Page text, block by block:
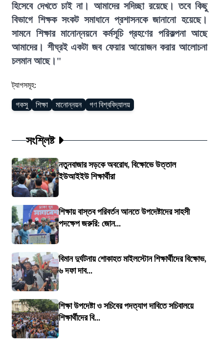
হিসেবে দেখতে চাই না। আমাদের সদিচ্ছা রয়েছে। তবে কিছু
বিভাগে শিক্ষক সংকট সমাধানে প্রশাসনকে জানানো হয়েছে।
সামনে শিক্ষার মানোন্নয়নে কর্মসূচি গ্রহণের পরিকল্পনা আছে
আমাদের। শীঘ্রই একটা জব ফেয়ার আয়োজন করার আলোচনা
চলমান আছে।"
ট্যাগসমূহ:
গকসু শিক্ষা মানোন্নয়ন গণ বিশ্ববিদ্যালয়
সংশ্লিষ্ট
নতুনবাজার সড়কে অবরোধ, বিক্ষোভে উত্তাল
ইউআইইউ শিক্ষার্থীরা
শিক্ষায় বাস্তব পরিবর্তন আনতে উপদেষ্টাদের সাহসী
পদক্ষেপ জরুরি: জোন...
বিমান দুর্ঘটনায় শোকাহত মাইলস্টোন শিক্ষার্থীদের বিক্ষোভ,
৬ দফা দাব...
শিক্ষা উপদেষ্টা ও সচিবের পদত্যাগ দাবিতে সচিবালয়ে
শিক্ষার্থীদের বি...